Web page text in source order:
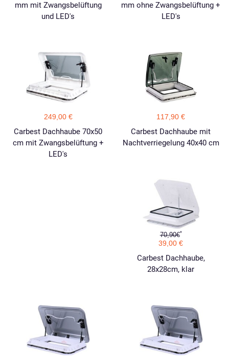
mm mit Zwangsbelüftung
und LED's
mm ohne Zwangsbelüftung +
LED's
249,00 €
Carbest Dachhaube 70x50
cm mit Zwangsbelüftung +
LED's
117,90 €
Carbest Dachhaube mit
Nachtverriegelung 40x40 cm
70,90€*
39,00 €
Carbest Dachhaube,
28x28cm, klar